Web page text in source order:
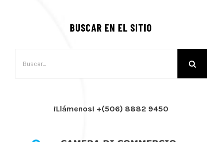
BUSCAR EN EL SITIO
¡Llámenos! +(506) 8882 9450